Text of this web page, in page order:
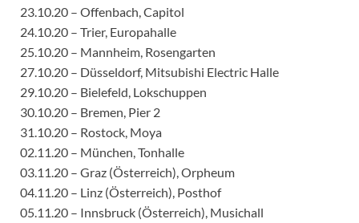
23.10.20 – Offenbach, Capitol
24.10.20 – Trier, Europahalle
25.10.20 – Mannheim, Rosengarten
27.10.20 – Düsseldorf, Mitsubishi Electric Halle
29.10.20 – Bielefeld, Lokschuppen
30.10.20 – Bremen, Pier 2
31.10.20 – Rostock, Moya
02.11.20 – München, Tonhalle
03.11.20 – Graz (Österreich), Orpheum
04.11.20 – Linz (Österreich), Posthof
05.11.20 – Innsbruck (Österreich), Musichall